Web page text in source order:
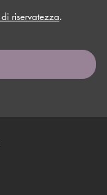
riservatezza.